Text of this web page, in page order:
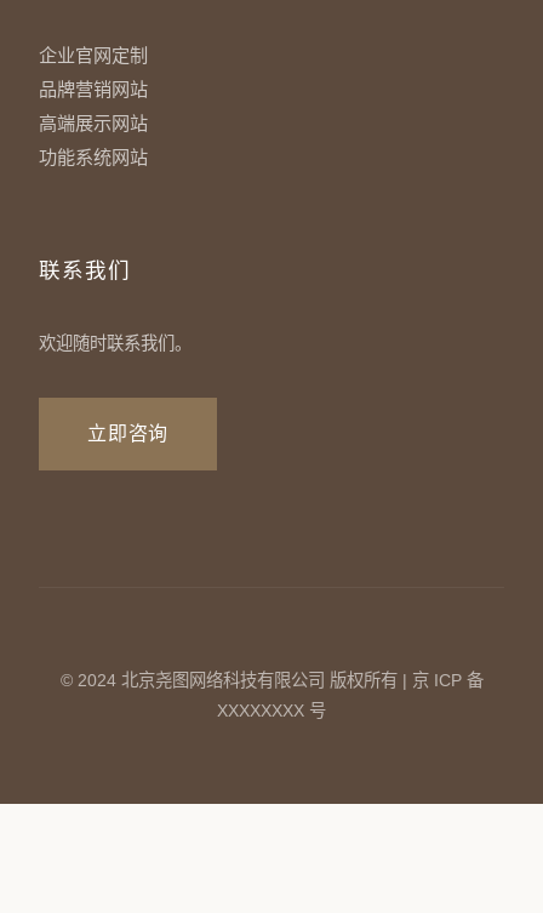
企业官网定制
品牌营销网站
高端展示网站
功能系统网站
联系我们
欢迎随时联系我们。
立即咨询
© 2024 北京尧图网络科技有限公司 版权所有 | 京 ICP 备
XXXXXXXX 号